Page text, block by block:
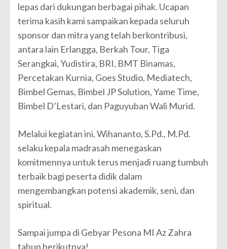
lepas dari dukungan berbagai pihak. Ucapan
terima kasih kami sampaikan kepada seluruh
sponsor dan mitra yang telah berkontribusi,
antara lain Erlangga, Berkah Tour, Tiga
Serangkai, Yudistira, BRI, BMT Binamas,
Percetakan Kurnia, Goes Studio, Mediatech,
Bimbel Gemas, Bimbel JP Solution, Yame Time,
Bimbel D’Lestari, dan Paguyuban Wali Murid.
Melalui kegiatan ini, Wihananto, S.Pd., M.Pd.
selaku kepala madrasah menegaskan
komitmennya untuk terus menjadi ruang tumbuh
terbaik bagi peserta didik dalam
mengembangkan potensi akademik, seni, dan
spiritual.
Sampai jumpa di Gebyar Pesona MI Az Zahra
tahun berikutnya!